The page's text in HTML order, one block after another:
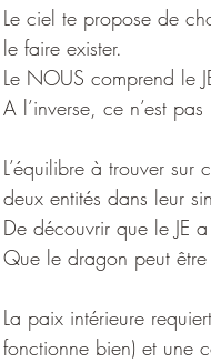
Le ciel te propose de
le faire exister.
Le NOUS comprend le
A l’inverse, ce n’est
L’équilibre à trouver
deux entités dans leur
De découvrir que le JE
Que le dragon peut être
La paix intérieure
fonctionne bien) et une